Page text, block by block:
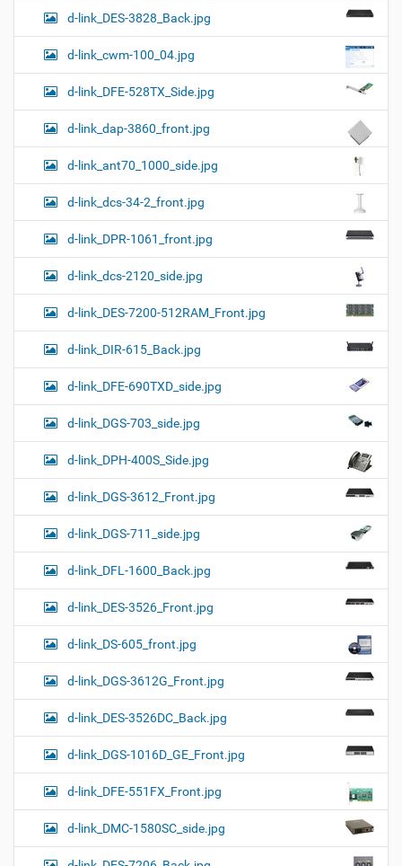
d-link_DES-3828_Back.jpg
d-link_cwm-100_04.jpg
d-link_DFE-528TX_Side.jpg
d-link_dap-3860_front.jpg
d-link_ant70_1000_side.jpg
d-link_dcs-34-2_front.jpg
d-link_DPR-1061_front.jpg
d-link_dcs-2120_side.jpg
d-link_DES-7200-512RAM_Front.jpg
d-link_DIR-615_Back.jpg
d-link_DFE-690TXD_side.jpg
d-link_DGS-703_side.jpg
d-link_DPH-400S_Side.jpg
d-link_DGS-3612_Front.jpg
d-link_DGS-711_side.jpg
d-link_DFL-1600_Back.jpg
d-link_DES-3526_Front.jpg
d-link_DS-605_front.jpg
d-link_DGS-3612G_Front.jpg
d-link_DES-3526DC_Back.jpg
d-link_DGS-1016D_GE_Front.jpg
d-link_DFE-551FX_Front.jpg
d-link_DMC-1580SC_side.jpg